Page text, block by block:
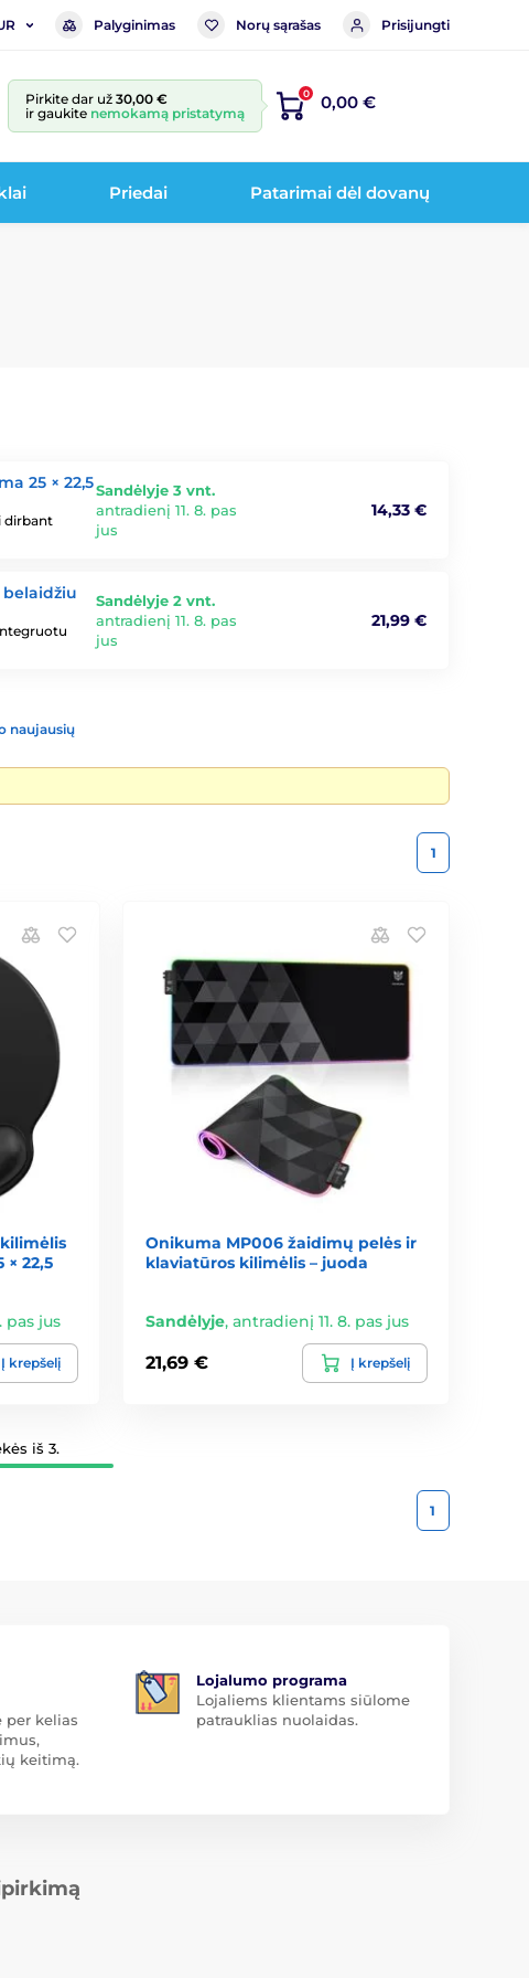
Palyginimas Norų sąrašas Prisijungti
Pirkite dar už 30,00 €
ir gaukite nemokamą pristatymą
0 0,00 €
Priedai Patarimai dėl dovanų
25 × 22,5
dirbant
Sandėlyje 3 vnt.
antradienį 11. 8. pas
jus
14,33 €
Sandėlyje 2 vnt.
antradienį 11. 8. pas
jus
21,99 €
naujausių
1
22,5
pas jus
Į krepšelį
Onikuma MP006 žaidimų pelės ir
klaviatūros kilimėlis – juoda
Sandėlyje,antradienį 11. 8. pas jus
21,69 € Į krepšelį
iš 3.
1
per kelias
keitimą.
Lojalumo programa
Lojaliems klientams siūlome
patrauklias nuolaidas.